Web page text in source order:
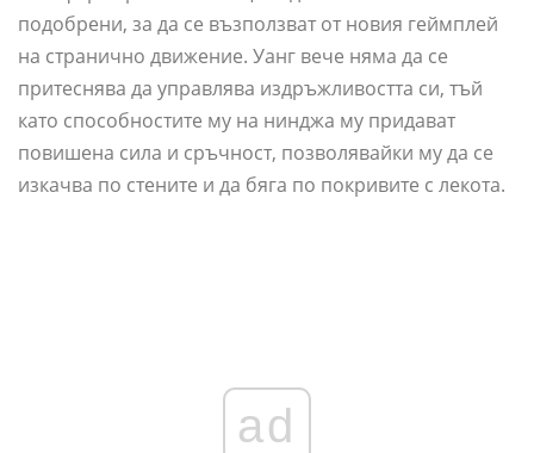
подобрени, за да се възползват от новия геймплей
на странично движение. Уанг вече няма да се
притеснява да управлява издръжливостта си, тъй
като способностите му на нинджа му придават
повишена сила и сръчност, позволявайки му да се
изкачва по стените и да бяга по покривите с лекота.
ad